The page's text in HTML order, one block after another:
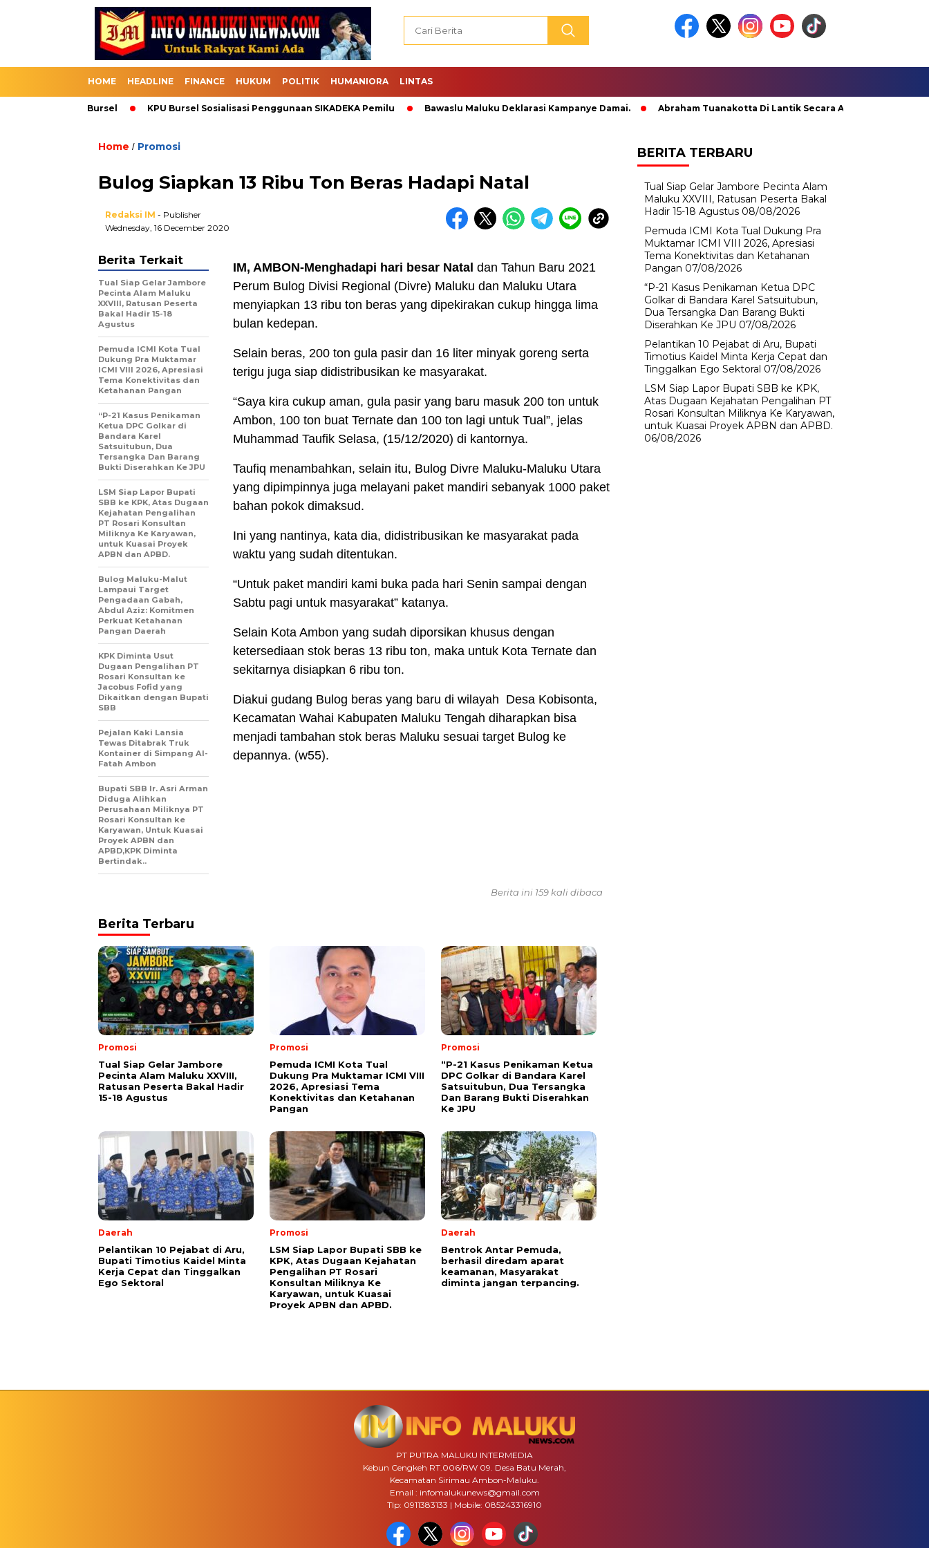
HOME HEADLINE FINANCE HUKUM POLITIK HUMANIORA LINTAS
Melalui Bursel KPU Bursel Sosialisasi Penggunaan SIKADEKA Pemilu Bawaslu Maluku Deklarasi Kampanye Damai. Abraham Tuanakotta Di Lantik Secara Adat; Pj Bupati
Home / Promosi
Bulog Siapkan 13 Ribu Ton Beras Hadapi Natal
Redaksi IM - Publisher
Wednesday, 16 December 2020
IM, AMBON-Menghadapi hari besar Natal dan Tahun Baru 2021
Perum Bulog Divisi Regional (Divre) Maluku dan Maluku Utara
menyiapkan 13 ribu ton beras yang dipekirakan cukup hingga lima
bulan kedepan.
Selain beras, 200 ton gula pasir dan 16 liter minyak goreng serta
terigu juga siap didistribusikan ke masyarakat.
“Saya kira cukup aman, gula pasir yang baru masuk 200 ton untuk
Ambon, 100 ton buat Ternate dan 100 ton lagi untuk Tual”, jelas
Muhammad Taufik Selasa, (15/12/2020) di kantornya.
Taufiq menambahkan, selain itu, Bulog Divre Maluku-Maluku Utara
yang dipimpinnya juga melayani paket mandiri sebanyak 1000 paket
bahan pokok dimaksud.
Ini yang nantinya, kata dia, didistribusikan ke masyarakat pada
waktu yang sudah ditentukan.
“Untuk paket mandiri kami buka pada hari Senin sampai dengan
Sabtu pagi untuk masyarakat” katanya.
Selain Kota Ambon yang sudah diporsikan khusus dengan
ketersediaan stok beras 13 ribu ton, maka untuk Kota Ternate dan
sekitarnya disiapkan 6 ribu ton.
Diakui gudang Bulog beras yang baru di wilayah Desa Kobisonta,
Kecamatan Wahai Kabupaten Maluku Tengah diharapkan bisa
menjadi tambahan stok beras Maluku sesuai target Bulog ke
depannya. (w55).
Berita Terkait
Tual Siap Gelar Jambore
Pecinta Alam Maluku
XXVIII, Ratusan Peserta
Bakal Hadir 15-18
Agustus
Pemuda ICMI Kota Tual
Dukung Pra Muktamar
ICMI VIII 2026, Apresiasi
Tema Konektivitas dan
Ketahanan Pangan
“P-21 Kasus Penikaman
Ketua DPC Golkar di
Bandara Karel
Satsuitubun, Dua
Tersangka Dan Barang
Bukti Diserahkan Ke JPU
LSM Siap Lapor Bupati
SBB ke KPK, Atas Dugaan
Kejahatan Pengalihan
PT Rosari Konsultan
Miliknya Ke Karyawan,
untuk Kuasai Proyek
APBN dan APBD.
Bulog Maluku-Malut
Lampaui Target
Pengadaan Gabah,
Abdul Aziz: Komitmen
Perkuat Ketahanan
Pangan Daerah
KPK Diminta Usut
Dugaan Pengalihan PT
Rosari Konsultan ke
Jacobus Fofid yang
Dikaitkan dengan Bupati
SBB
Pejalan Kaki Lansia
Tewas Ditabrak Truk
Kontainer di Simpang Al-
Fatah Ambon
Bupati SBB Ir. Asri Arman
Diduga Alihkan
Perusahaan Miliknya PT
Rosari Konsultan ke
Karyawan, Untuk Kuasai
Proyek APBN dan
APBD,KPK Diminta
Bertindak..
Berita ini 159 kali dibaca
Berita Terbaru
Promosi
Tual Siap Gelar Jambore
Pecinta Alam Maluku XXVIII,
Ratusan Peserta Bakal Hadir
15-18 Agustus
Promosi
Pemuda ICMI Kota Tual
Dukung Pra Muktamar ICMI VIII
2026, Apresiasi Tema
Konektivitas dan Ketahanan
Pangan
Promosi
“P-21 Kasus Penikaman Ketua
DPC Golkar di Bandara Karel
Satsuitubun, Dua Tersangka
Dan Barang Bukti Diserahkan
Ke JPU
Daerah
Pelantikan 10 Pejabat di Aru,
Bupati Timotius Kaidel Minta
Kerja Cepat dan Tinggalkan
Ego Sektoral
Promosi
LSM Siap Lapor Bupati SBB ke
KPK, Atas Dugaan Kejahatan
Pengalihan PT Rosari
Konsultan Miliknya Ke
Karyawan, untuk Kuasai
Proyek APBN dan APBD.
Daerah
Bentrok Antar Pemuda,
berhasil diredam aparat
keamanan, Masyarakat
diminta jangan terpancing.
BERITA TERBARU
Tual Siap Gelar Jambore Pecinta Alam
Maluku XXVIII, Ratusan Peserta Bakal
Hadir 15-18 Agustus 08/08/2026
Pemuda ICMI Kota Tual Dukung Pra
Muktamar ICMI VIII 2026, Apresiasi
Tema Konektivitas dan Ketahanan
Pangan 07/08/2026
“P-21 Kasus Penikaman Ketua DPC
Golkar di Bandara Karel Satsuitubun,
Dua Tersangka Dan Barang Bukti
Diserahkan Ke JPU 07/08/2026
Pelantikan 10 Pejabat di Aru, Bupati
Timotius Kaidel Minta Kerja Cepat dan
Tinggalkan Ego Sektoral 07/08/2026
LSM Siap Lapor Bupati SBB ke KPK,
Atas Dugaan Kejahatan Pengalihan PT
Rosari Konsultan Miliknya Ke Karyawan,
untuk Kuasai Proyek APBN dan APBD.
06/08/2026
PT PUTRA MALUKU INTERMEDIA
Kebun Cengkeh RT.006/RW 09. Desa Batu Merah,
Kecamatan Sirimau Ambon-Maluku.
Email : infomalukunews@gmail.com
Tlp: 0911383133 | Mobile: 085243316910